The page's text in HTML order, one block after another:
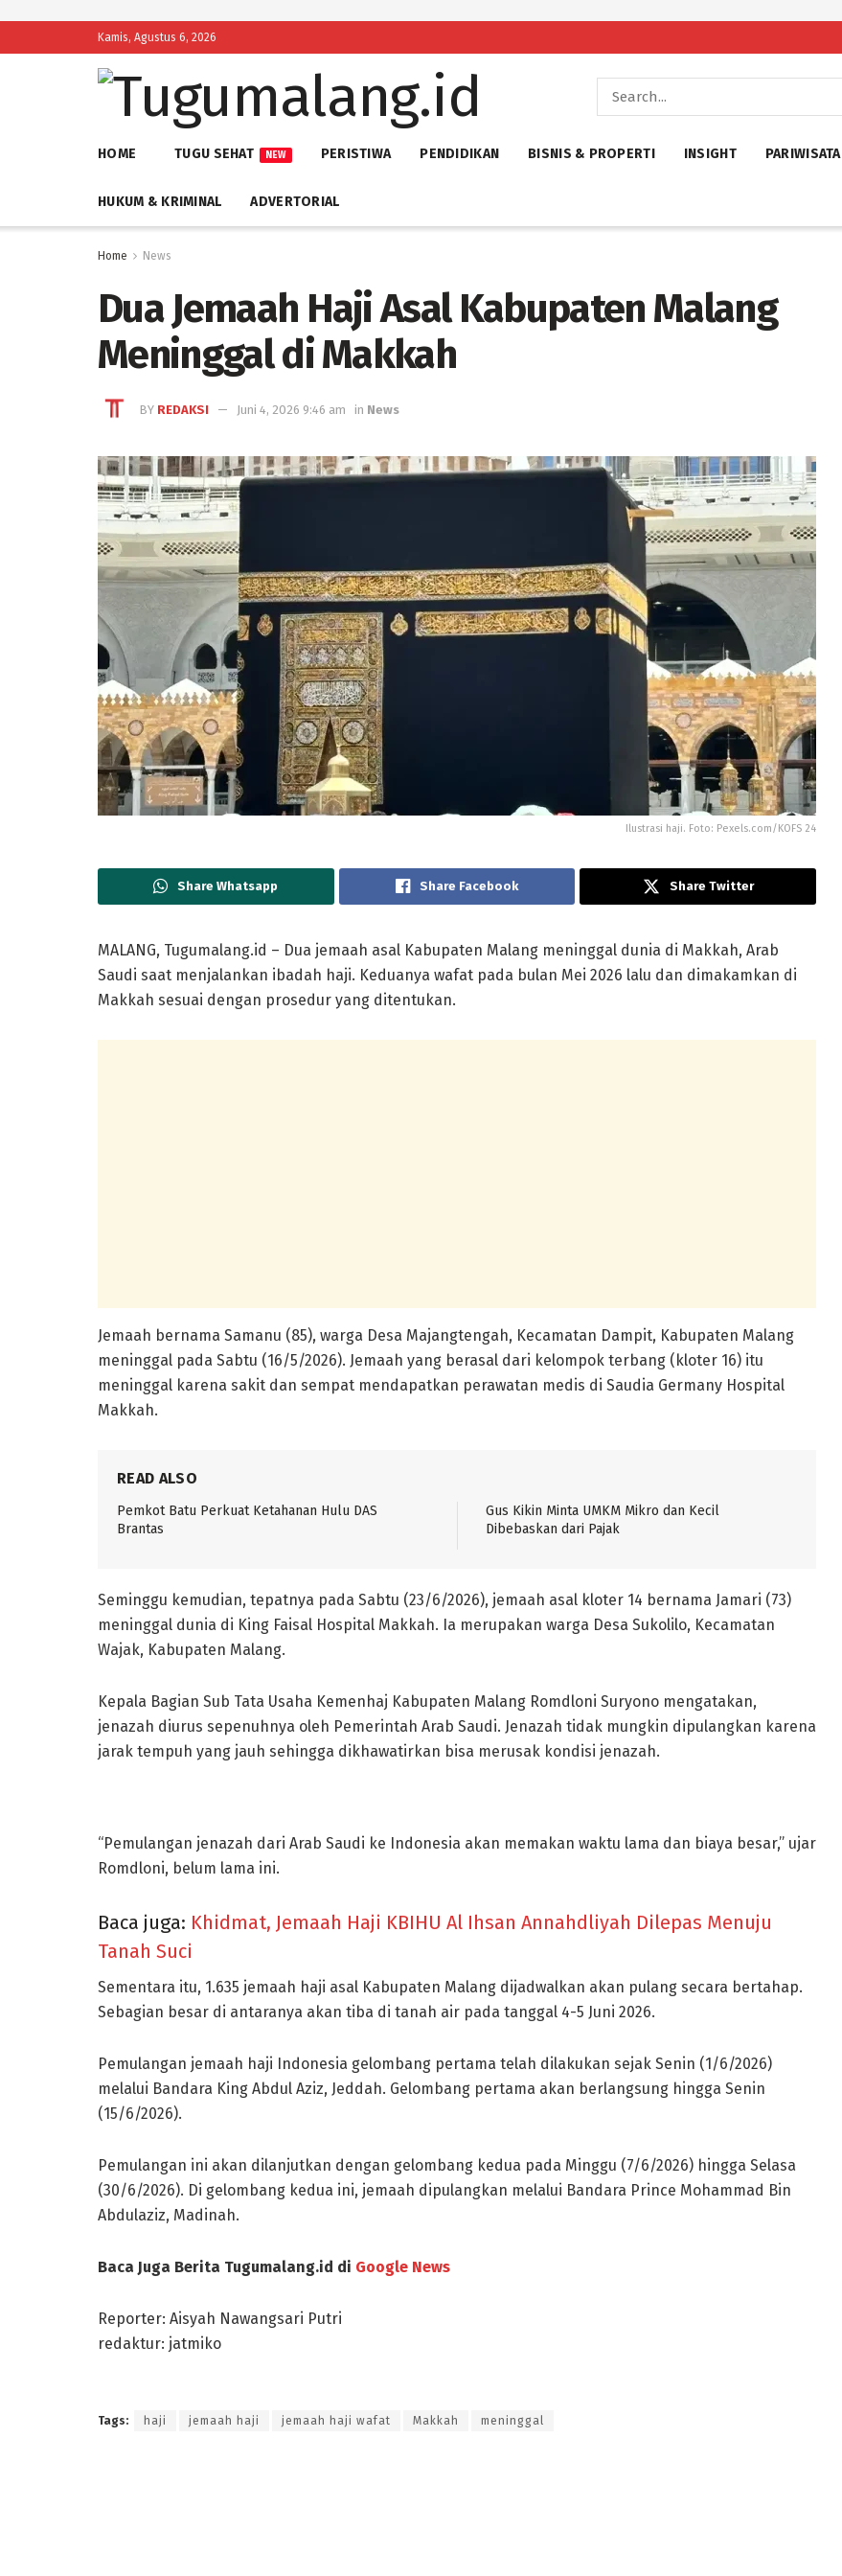
Kamis, Agustus 6, 2026
HOME TUGU SEHAT NEW PERISTIWA PENDIDIKAN BISNIS & PROPERTI INSIGHT PARIWISATA
HUKUM & KRIMINAL ADVERTORIAL
Home News
Dua Jemaah Haji Asal Kabupaten Malang
Meninggal di Makkah
BY REDAKSI Juni 4, 2026 9:46 am in News
Ilustrasi haji. Foto: Pexels.com/KOFS 24
Share Whatsapp Share Facebook Share Twitter
MALANG, Tugumalang.id – Dua jemaah asal Kabupaten Malang meninggal dunia di Makkah, Arab
Saudi saat menjalankan ibadah haji. Keduanya wafat pada bulan Mei 2026 lalu dan dimakamkan di
Makkah sesuai dengan prosedur yang ditentukan.
Jemaah bernama Samanu (85), warga Desa Majangtengah, Kecamatan Dampit, Kabupaten Malang
meninggal pada Sabtu (16/5/2026). Jemaah yang berasal dari kelompok terbang (kloter 16) itu
meninggal karena sakit dan sempat mendapatkan perawatan medis di Saudia Germany Hospital
Makkah.
READ ALSO
Pemkot Batu Perkuat Ketahanan Hulu DAS
Brantas
Gus Kikin Minta UMKM Mikro dan Kecil
Dibebaskan dari Pajak
Seminggu kemudian, tepatnya pada Sabtu (23/6/2026), jemaah asal kloter 14 bernama Jamari (73)
meninggal dunia di King Faisal Hospital Makkah. Ia merupakan warga Desa Sukolilo, Kecamatan
Wajak, Kabupaten Malang.
Kepala Bagian Sub Tata Usaha Kemenhaj Kabupaten Malang Romdloni Suryono mengatakan,
jenazah diurus sepenuhnya oleh Pemerintah Arab Saudi. Jenazah tidak mungkin dipulangkan karena
jarak tempuh yang jauh sehingga dikhawatirkan bisa merusak kondisi jenazah.
“Pemulangan jenazah dari Arab Saudi ke Indonesia akan memakan waktu lama dan biaya besar,” ujar
Romdloni, belum lama ini.
Baca juga: Khidmat, Jemaah Haji KBIHU Al Ihsan Annahdliyah Dilepas Menuju
Tanah Suci
Sementara itu, 1.635 jemaah haji asal Kabupaten Malang dijadwalkan akan pulang secara bertahap.
Sebagian besar di antaranya akan tiba di tanah air pada tanggal 4-5 Juni 2026.
Pemulangan jemaah haji Indonesia gelombang pertama telah dilakukan sejak Senin (1/6/2026)
melalui Bandara King Abdul Aziz, Jeddah. Gelombang pertama akan berlangsung hingga Senin
(15/6/2026).
Pemulangan ini akan dilanjutkan dengan gelombang kedua pada Minggu (7/6/2026) hingga Selasa
(30/6/2026). Di gelombang kedua ini, jemaah dipulangkan melalui Bandara Prince Mohammad Bin
Abdulaziz, Madinah.
Baca Juga Berita Tugumalang.id di Google News
Reporter: Aisyah Nawangsari Putri
redaktur: jatmiko
Tags: haji jemaah haji jemaah haji wafat Makkah meninggal